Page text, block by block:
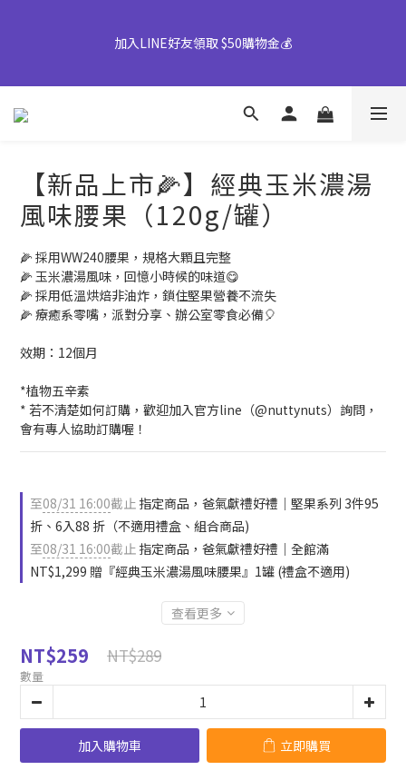
詢價或致電專人服務 04-25355777#25
加入LINE好友領取 $50購物金💰
👉風味堅果系列(鹹蛋肉鬆除外)產地將移轉至越南，商品皆有經過
【早鳥優惠倒數中】中秋禮盒82折起｜50盒以上另享優惠➤ 點我
詢價或致電專人服務 04-25355777#25
【新品上市🌽】經典玉米濃湯
風味腰果（120g/罐）
🌽 採用WW240腰果，規格大顆且完整
🌽 玉米濃湯風味，回憶小時候的味道😋
🌽 採用低溫烘焙非油炸，鎖住堅果營養不流失
🌽 療癒系零嘴，派對分享、辦公室零食必備🎈
效期：12個月
*植物五辛素
* 若不清楚如何訂購，歡迎加入官方line（@nuttynuts）詢問，
會有專人協助訂購喔！
至08/31 16:00截止 指定商品，爸氣獻禮好禮｜堅果系列 3件95
折、6入88 折（不適用禮盒、組合商品)
至08/31 16:00截止 指定商品，爸氣獻禮好禮｜全館滿
NT$1,299 贈『經典玉米濃湯風味腰果』1罐 (禮盒不適用)
查看更多
NT$259 NT$289
數量
加入購物車 立即購買